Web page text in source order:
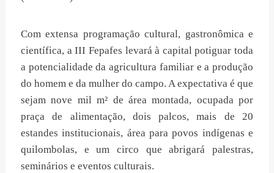
Com extensa programação cultural, gastronômica e
científica, a III Fepafes levará à capital potiguar toda
a potencialidade da agricultura familiar e a produção
do homem e da mulher do campo. A expectativa é que
sejam nove mil m² de área montada, ocupada por
praça de alimentação, dois palcos, mais de 20
estandes institucionais, área para povos indígenas e
quilombolas, e um circo que abrigará palestras,
seminários e eventos culturais.